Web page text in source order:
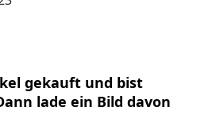
gekauft und bist
lade ein Bild davon